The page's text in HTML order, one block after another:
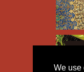
We use